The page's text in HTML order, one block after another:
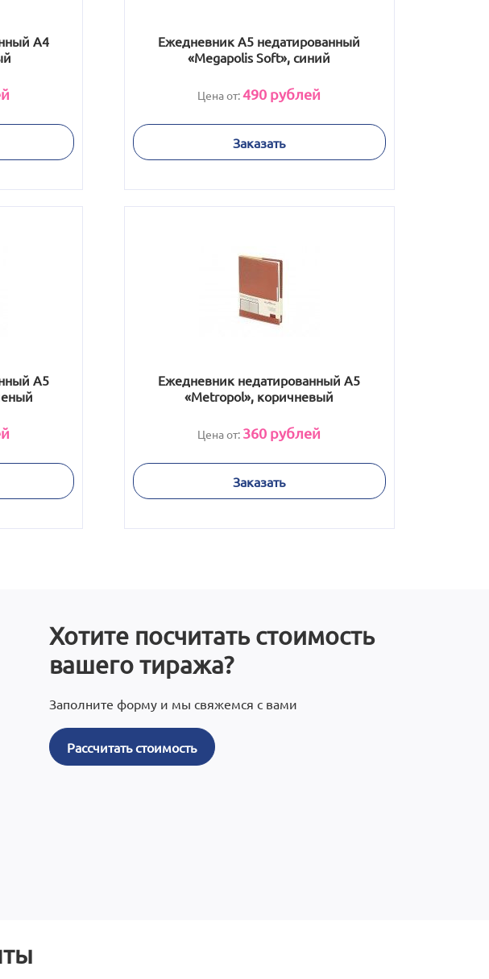
А4
Ежедневник А5 недатированный
«Megapolis Soft», синий
Цена от:490 рублей
Заказать
А5
Ежедневник недатированный А5
«Metropol», коричневый
Цена от: 360 рублей
Заказать
Хотите посчитать стоимость
вашего тиража?
Заполните форму и мы свяжемся с вами
Рассчитать стоимость